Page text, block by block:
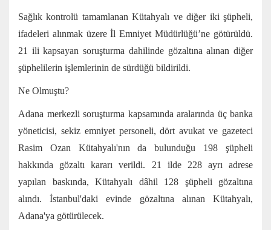
Sağlık kontrolü tamamlanan Kütahyalı ve diğer iki şüpheli,
ifadeleri alınmak üzere İl Emniyet Müdürlüğü’ne götürüldü.
21 ili kapsayan soruşturma dahilinde gözaltına alınan diğer
şüphelilerin işlemlerinin de sürdüğü bildirildi.
Ne Olmuştu?
Adana merkezli soruşturma kapsamında aralarında üç banka
yöneticisi, sekiz emniyet personeli, dört avukat ve gazeteci
Rasim Ozan Kütahyalı'nın da bulunduğu 198 şüpheli
hakkında gözaltı kararı verildi. 21 ilde 228 ayrı adrese
yapılan baskında, Kütahyalı dâhil 128 şüpheli gözaltına
alındı. İstanbul'daki evinde gözaltına alınan Kütahyalı,
Adana'ya götürülecek.